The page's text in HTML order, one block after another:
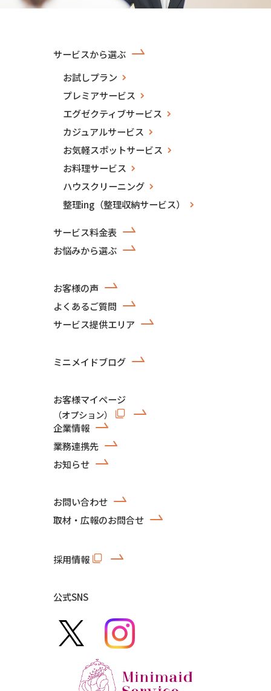
サービスから選ぶ
お試しプラン
プレミアサービス
エグゼクティブサービス
カジュアルサービス
お気軽スポットサービス
お料理サービス
ハウスクリーニング
整理ing（整理収納サービス）
サービス料金表
お悩みから選ぶ
お客様の声
よくあるご質問
サービス提供エリア
ミニメイドブログ
お客様マイページ
（オプション）
企業情報
業務連携先
お知らせ
お問い合わせ
取材・広報のお問合せ
採用情報
公式SNS